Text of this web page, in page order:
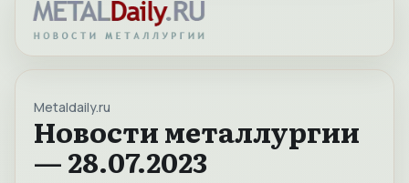
Metaldaily.ru
Новости металлургии
— 28.07.2023